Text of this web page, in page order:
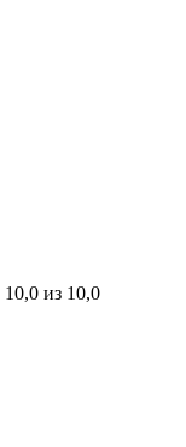
10,0 из 10,0